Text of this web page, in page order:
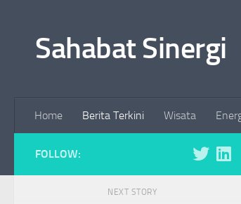
Sahabat Sinergi
Home Berita Terkini Wisata
FOLLOW:
NEXT STORY